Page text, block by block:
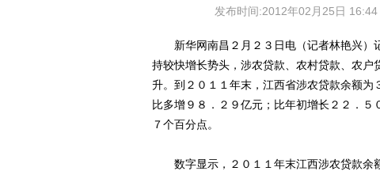
发布时间:2012年02月25日 16:44
新华网南昌２月２３日电（记者林艳兴）
持较快增长势头，涉农贷款、农村贷款、农
升。到２０１１年末，江西省涉农贷款余额
比多增９８．２９亿元；比年初增长２２．
７个百分点。
数字显示，２０１１年末江西涉农贷款余